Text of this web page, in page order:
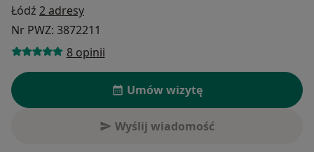
Łódź 2 adresy
Nr PWZ: 3872211
8 opinii
Umów wizytę
Wyślij wiadomość